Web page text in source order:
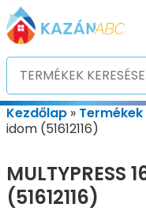
Kezdőlap » Termékek
idom (51612116)
MULTYPRESS
(51612116)